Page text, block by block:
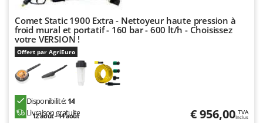
Oliviero
Olix
OMA
Omas
Ompagrill
Oriental Koshin
Comet Static 1900 Extra - Nettoyeur haute pression à
froid mural et portatif - 160 bar - 600 lt/h - Choisissez
votre VERSION !
Offert par AgriEuro
Disponibilité:14
Livraison gratuite
12 août - 14 août € 956,00 TVA
Inclus